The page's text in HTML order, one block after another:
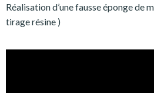
Réalisation d’une fausse éponge de
tirage résine )